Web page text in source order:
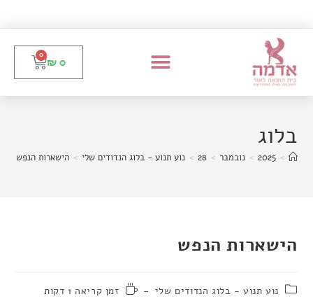
₪ 0
0
בלוג
>
2025
> נובמבר >
28
> נוע תנוע - בלוג הנדודים שלי > הישארות הנפש
הישארות הנפש
נוע תנוע - בלוג הנדודים שלי זמן קריאה 1 דקות